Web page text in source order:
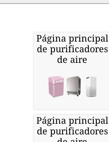
Página principal
de purificadores
de aire
Página principal
de purificadores